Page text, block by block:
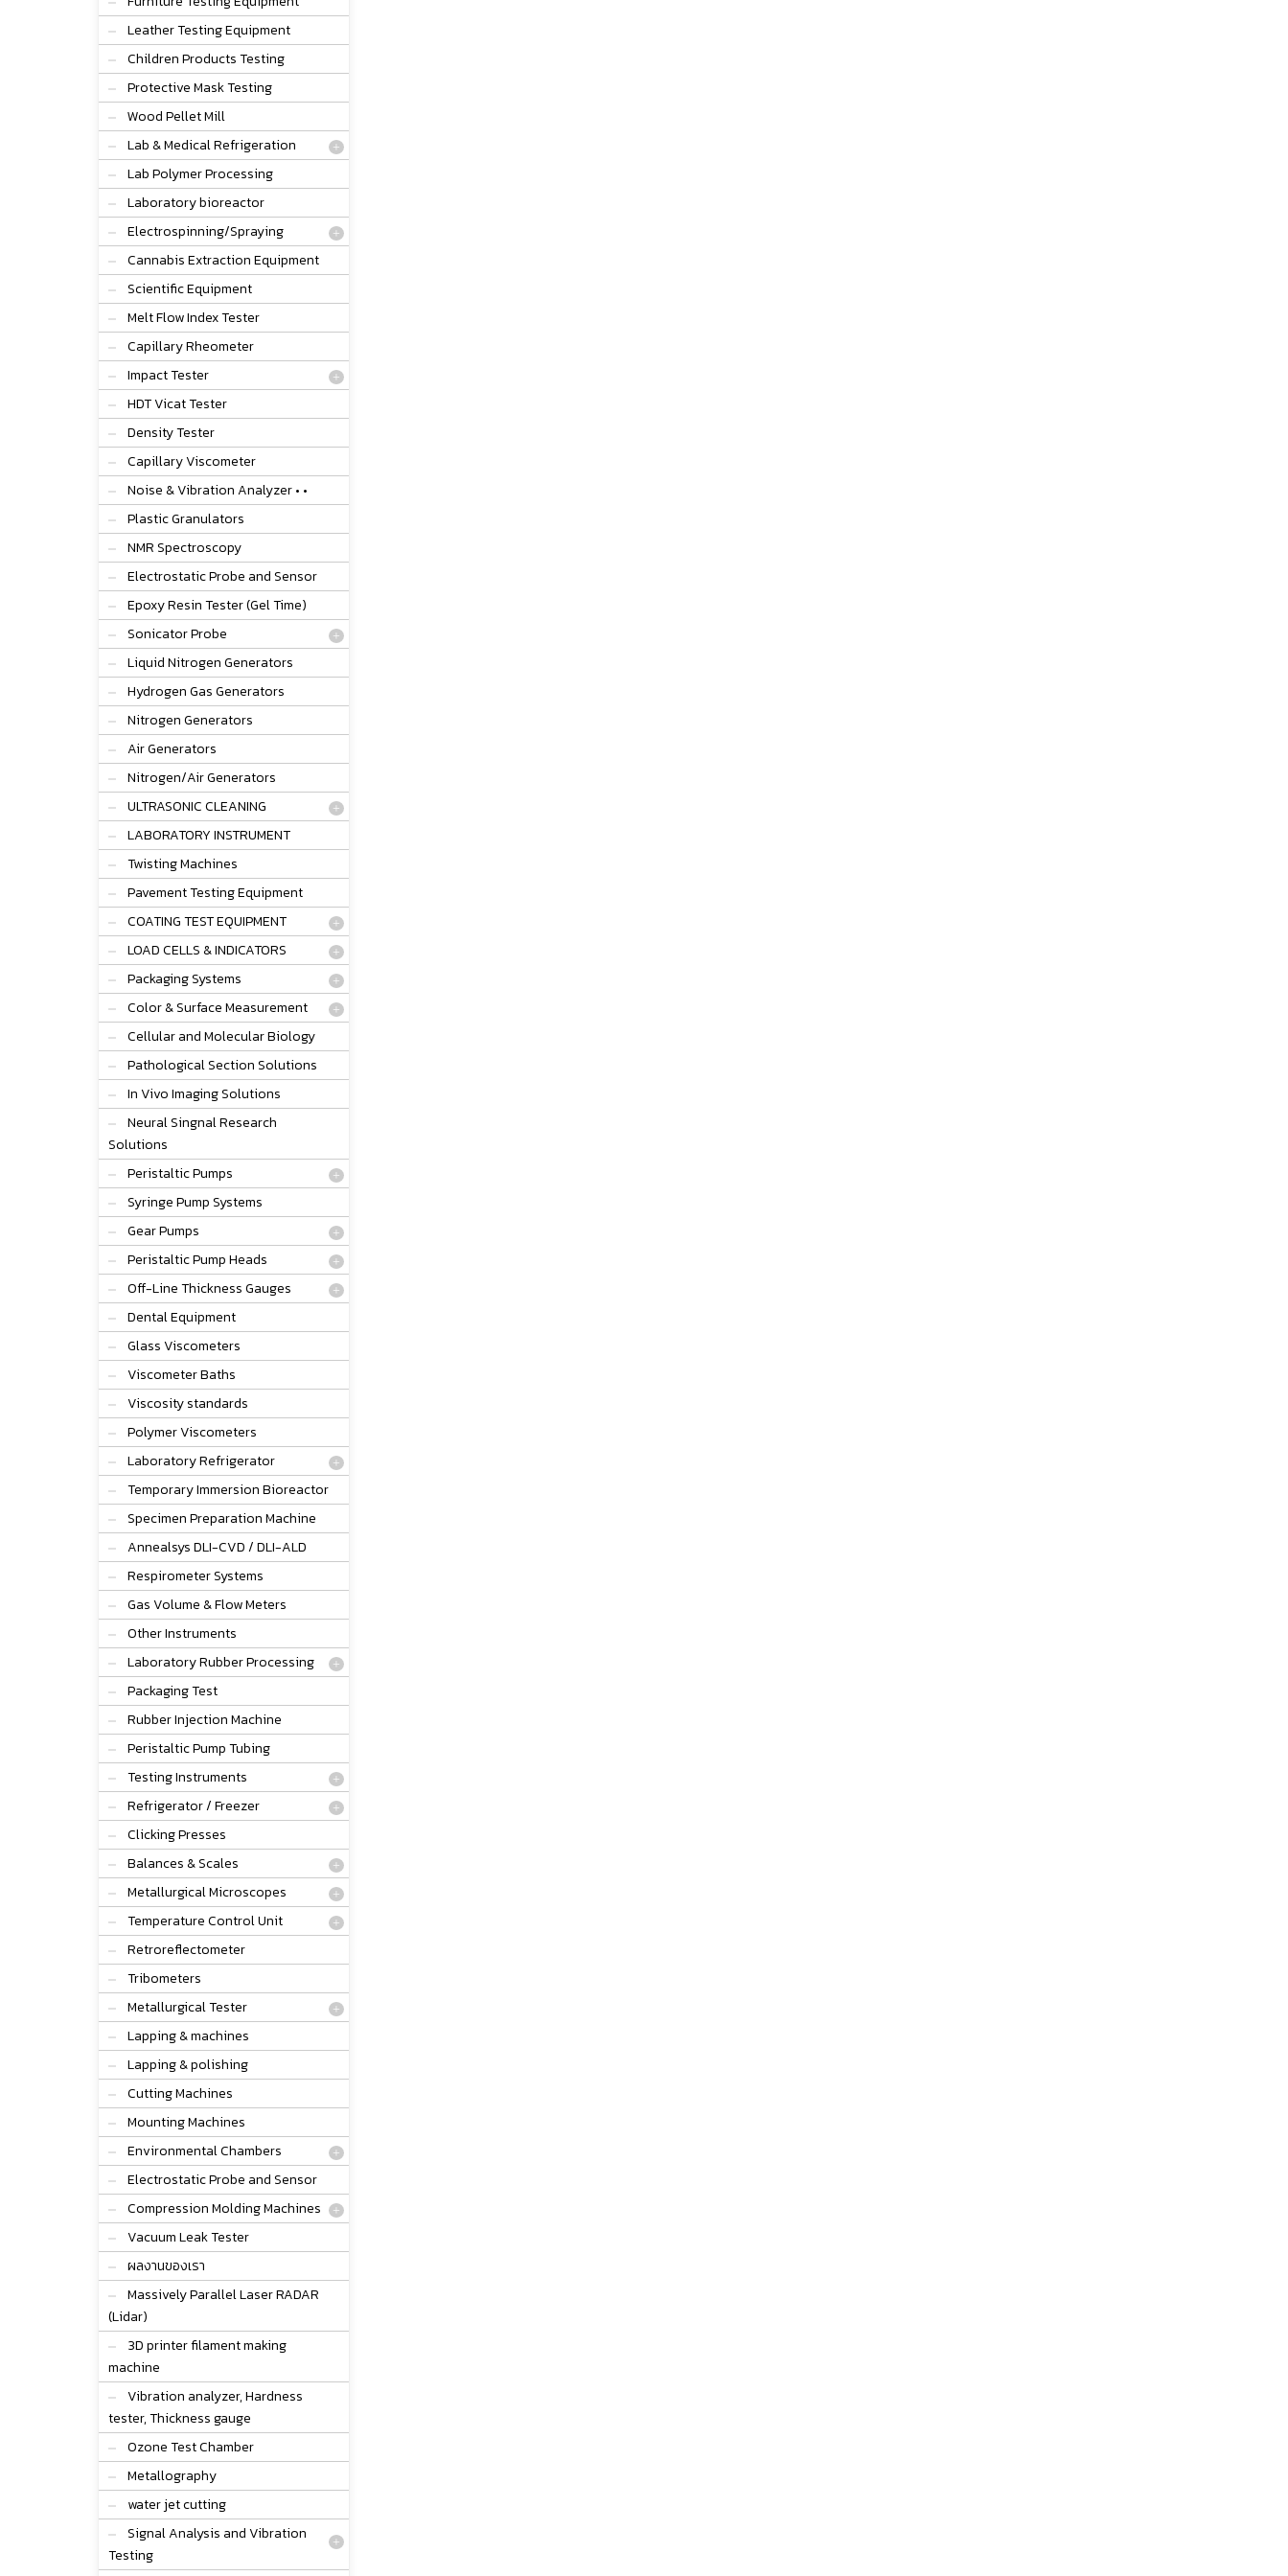
Leather Testing Equipment
Children Products Testing
Protective Mask Testing
Wood Pellet Mill
Lab & Medical Refrigeration
Lab Polymer Processing
Laboratory bioreactor
Electrospinning/Spraying
Cannabis Extraction Equipment
Scientific Equipment
Melt Flow Index Tester
Capillary Rheometer
Impact Tester
HDT Vicat Tester
Density Tester
Capillary Viscometer
Noise & Vibration Analyzer • •
Plastic Granulators
NMR Spectroscopy
Electrostatic Probe and Sensor
Epoxy Resin Tester (Gel Time)
Sonicator Probe
Liquid Nitrogen Generators
Hydrogen Gas Generators
Nitrogen Generators
Air Generators
Nitrogen/Air Generators
ULTRASONIC CLEANING
LABORATORY INSTRUMENT
Twisting Machines
Pavement Testing Equipment
COATING TEST EQUIPMENT
LOAD CELLS & INDICATORS
Packaging Systems
Color & Surface Measurement
Cellular and Molecular Biology
Pathological Section Solutions
In Vivo Imaging Solutions
Neural Singnal Research
Solutions
Peristaltic Pumps
Syringe Pump Systems
Gear Pumps
Peristaltic Pump Heads
Off-Line Thickness Gauges
Dental Equipment
Glass Viscometers
Viscometer Baths
Viscosity standards
Polymer Viscometers
Laboratory Refrigerator
Temporary Immersion Bioreactor
Specimen Preparation Machine
Annealsys DLI-CVD / DLI-ALD
Respirometer Systems
Gas Volume & Flow Meters
Other Instruments
Laboratory Rubber Processing
Packaging Test
Rubber Injection Machine
Peristaltic Pump Tubing
Testing Instruments
Refrigerator / Freezer
Clicking Presses
Balances & Scales
Metallurgical Microscopes
Temperature Control Unit
Retroreflectometer
Tribometers
Metallurgical Tester
Lapping & machines
Lapping & polishing
Cutting Machines
Mounting Machines
Environmental Chambers
Electrostatic Probe and Sensor
Compression Molding Machines
Vacuum Leak Tester
ผลงานของเรา
Massively Parallel Laser RADAR
(Lidar)
3D printer filament making
machine
Vibration analyzer, Hardness
tester, Thickness gauge
Ozone Test Chamber
Metallography
water jet cutting
Signal Analysis and Vibration
Testing